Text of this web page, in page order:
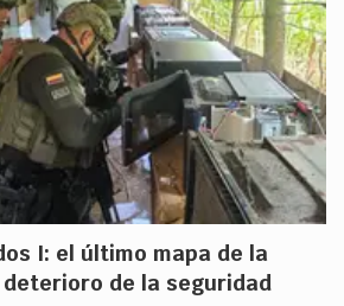
I: el último mapa de la
de la seguridad